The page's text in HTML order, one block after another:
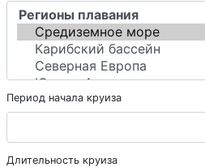
Период начала круиза
Длительность круиза